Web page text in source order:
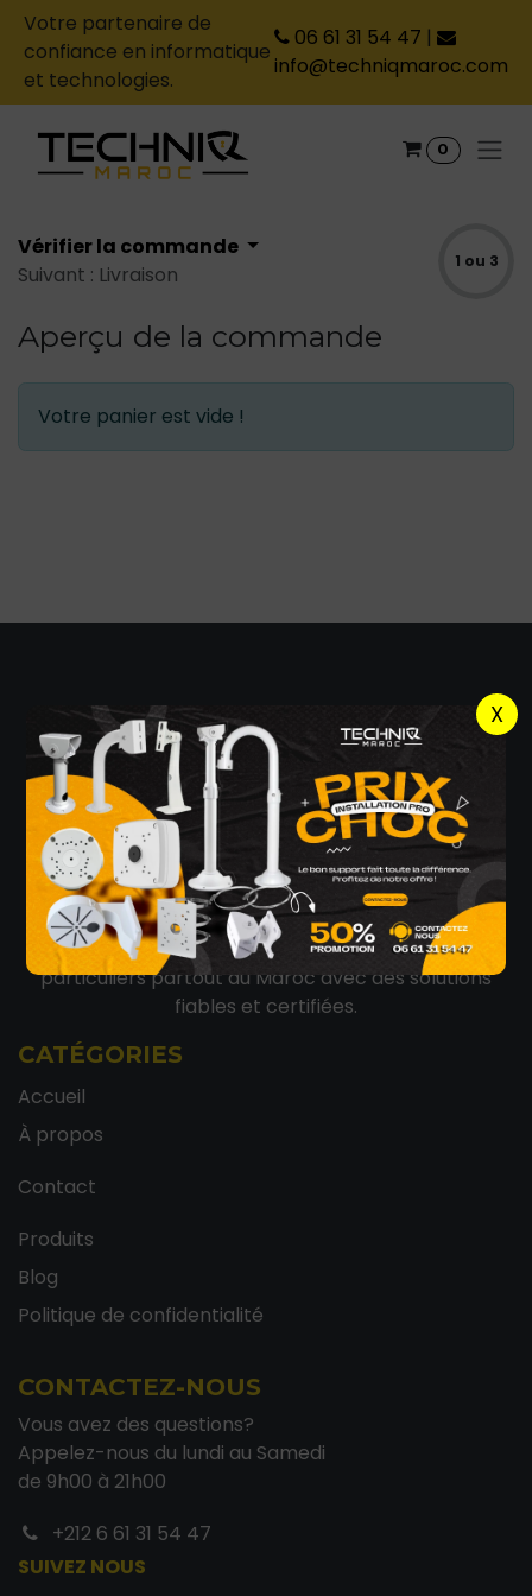
X
Votre partenaire de
confiance en informatique
et technologies.
06 61 31 54 47 |
info@techniqmaroc.com
0
Vérifier la commande
Suivant : Livraison
1 ou 3
Aperçu de la commande
Votre panier est vide !
Techniq Maroc
est spécialisée dans la vente
d'équipements de
vidéosurveillance,alarmes
anti-intrusion
,incendie,réseaux
informatiquesetcontrôle d’accès
Nous accompagnons les entreprises et les
particuliers partout au Maroc avec des solutions
fiables et certifiées.
CATÉGORIES
Accueil
À propos
Contact
Produits
Blog
Politique de confidentialité
CONTACTEZ-NOUS
Vous avez des questions?
Appelez-nous du lundi au Samedi
de 9h00 à 21h00
+212 6 61 31 54 47
SUIVEZ NOUS